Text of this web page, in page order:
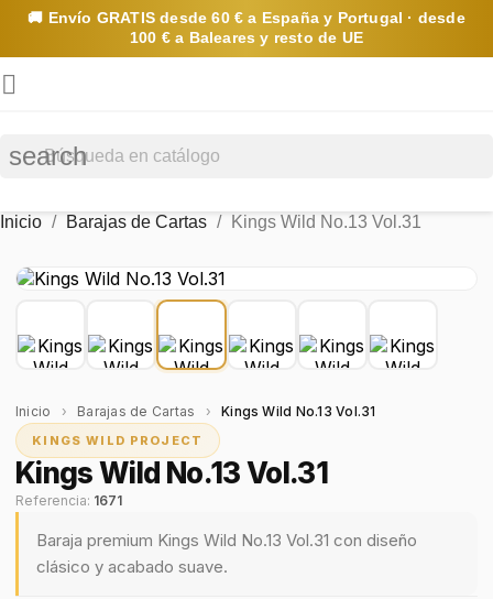
🚚 Envío GRATIS desde 60 € a España y Portugal · desde
100 € a Baleares y resto de UE

search
Inicio Barajas de Cartas Kings Wild No.13 Vol.31
Inicio › Barajas de Cartas › Kings Wild No.13 Vol.31
KINGS WILD PROJECT
Kings Wild No.13 Vol.31
Referencia: 1671
Baraja premium Kings Wild No.13 Vol.31 con diseño
clásico y acabado suave.